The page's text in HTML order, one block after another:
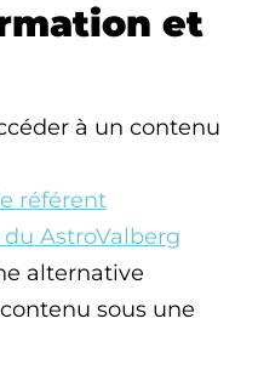
et
à un contenu
référent
AstroValberg
alternative
sous une